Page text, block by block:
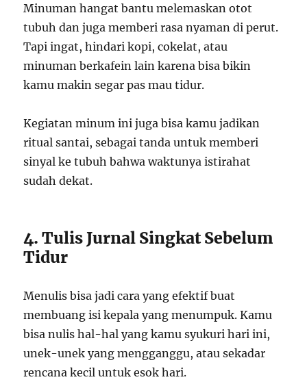
Minuman hangat bantu melemaskan otot
tubuh dan juga memberi rasa nyaman di perut.
Tapi ingat, hindari kopi, cokelat, atau
minuman berkafein lain karena bisa bikin
kamu makin segar pas mau tidur.
Kegiatan minum ini juga bisa kamu jadikan
ritual santai, sebagai tanda untuk memberi
sinyal ke tubuh bahwa waktunya istirahat
sudah dekat.
4. Tulis Jurnal Singkat Sebelum
Tidur
Menulis bisa jadi cara yang efektif buat
membuang isi kepala yang menumpuk. Kamu
bisa nulis hal-hal yang kamu syukuri hari ini,
unek-unek yang mengganggu, atau sekadar
rencana kecil untuk esok hari.